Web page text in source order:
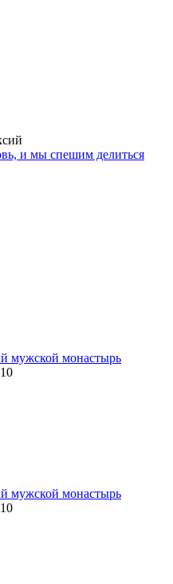
и мы спешим делиться
мужской монастырь
мужской монастырь